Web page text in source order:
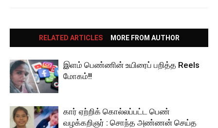
RELATED ARTICLES MORE FROM AUTHOR
இளம் பெண்ணின் உயிரைப் பறித்த Reels
மோகம்!!
கார் ஏற்றிக் கொல்லப்பட்ட பெண்
வழக்கறிஞர் : சொந்த அண்ணன் செய்த